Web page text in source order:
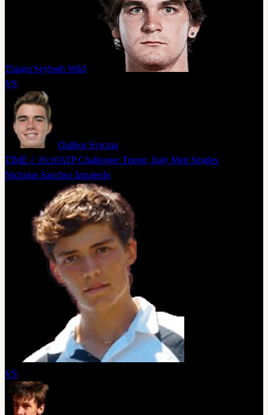
Thiago Seyboth Wild
VS
Dalibor Svrcina
TIME // 16:10ATP Challenger Trieste, Italy Men Singles
Nicholas Sanchez Izquierdo
VS